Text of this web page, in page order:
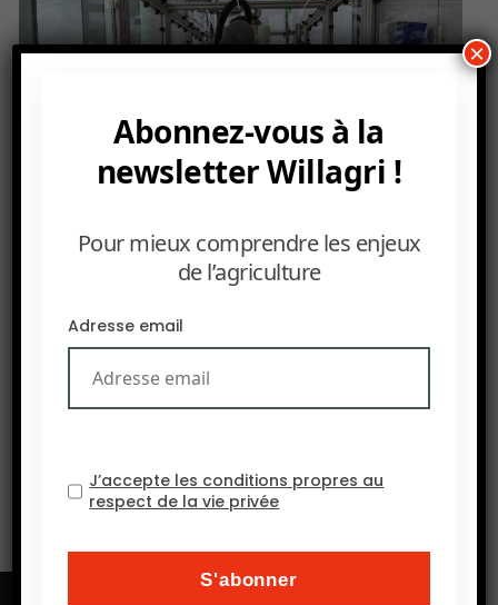
AFN : Les pressions environnementales et
SUIVANT
Abonnez-vous à la
newsletter Willagri !
Pour mieux comprendre les enjeux
de l’agriculture
Adresse email
J’accepte les conditions propres au
respect de la vie privée
×